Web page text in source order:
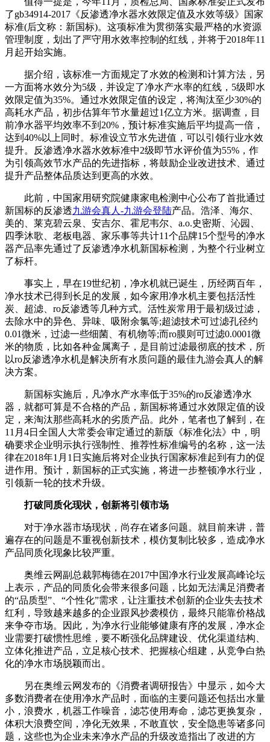
了gb34914-2017《反渗透净水器水效限定值及水效等级》国家
标准(后文称：新国标)。这项标准为贯彻落实最严格的水资源
管理制度，划出了严守用水效率控制的红线，并将于2018年11
月起开始实施。
据介绍，该标准一方面规定了水效的检测和计算方法，另
一方面将水效分为5级，并设定了净水产水率的红线，5级即水
效限定值为35%。通过水效限定值的设定，将淘汰至少30%的
高耗水产品，初步估算年节水量超过1亿立方米。据调查，目
前净水器平均效率不到20%，预计标准实施后平均提高一倍，
达到40%以上同时。标准设立节水先进值，可以引领行业水效
提升。反渗透净水器水效标准中2级即节水评价值为55%，作
为引领高效节水产品的先进指标，将鼓励企业改进技术、通过
提升产品整体品质达到更高的水效。
此前，中国家用研究院健康家电检测中心公布了首批通过
新国标的反渗透九游会真人-九游会登陆产品。浩泽、海尔、
美的、莱克碧云泉、安吉尔、霍尼韦尔、a.o.史密斯、沁园、
四季沐歌、老板电器、家乐事等共计11个品牌15个型号的净水
器产品率先通过了反渗透净水机新国标检测，为整个行业树立
了标杆。
事实上，早在19世纪初，净水机就已诞生，历经两百年，
净水技术已得到长足的发展，如今家用净水机主要包括活性
炭、超滤、ro反渗透等几种方式。活性炭常用于最初级过滤，
去除水中的异色、异味、吸附余氯等;超滤技术可过滤孔径约
0.01微米，过滤一些细菌、有机物等;而ro膜则可过滤0.0001微
米的物质，比如各种金属离子，是目前过滤最彻底的技术，所
以ro反渗透净水机是解决所有水质问题的最佳九游会真人的解
决方案。
新国标实施后，凡净水产水率低于35%的ro反渗透净水
器，就都可算是不合格的产品，新国标将通过水效限定值的设
定，来淘汰那些高耗水的劣质产品。此外，笔者也了解到，在
11月4日全国人大常委会审定通过的新版《标准化法》中，明
确要求企业明示执行强制性、推荐性标准编号的名称，这一法
律在2018年1月1日实施后将对企业执行国家标准起到有力的促
进作用。预计，新国标的正式实施，将进一步整顿净水行业，
引领新一轮的技术升级。
打破同质化现状，创新将引领市场
对于净水器市场现状，尚存在诸多问题。就目前来讲，普
遍存在的问题是不重视创新技术，模仿复制比较多，造成净水
产品同质化现象比较严重。
奥维云网副总裁郭梅德在2017中国净水行业发展高峰论坛
上表示，产品的同质化会带来很多问题，比如无法满足消费者
的“品质型”、“个性化”需求，让注重技术创新的企业失去技术
红利，导致越来越多的企业跟风抄袭模仿，最终只能靠价格战
来争夺市场。因此，为净水行业能够健康有序的发展，净水企
业需要打破惯性思维，要不断强化品牌建设、优化渠道结构、
立体化推进产品，立足核心技术、把握核心组建，从竞争白热
化的净水市场脱颖而出。
另在奥维云网发布的《消费者调研报告》中显示，如今大
多数消费者在使用净水产品时，面临的主要问题还包括出水量
小，浪费水，机器工作噪音，滤芯使用寿命，滤芯更换复杂，
体积大浪费空间，净化无效果，不敢直饮，安全隐患等诸多问
题，这些也为企业未来净水产品的升级改造指出了改进的方